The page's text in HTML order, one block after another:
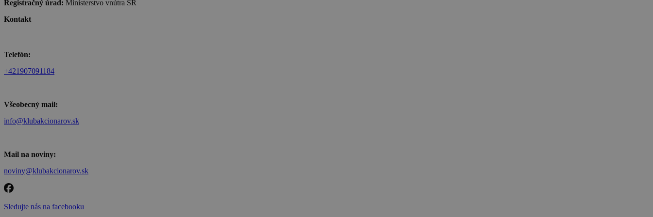
Registračný úrad: Ministerstvo vnútra SR
Kontakt
Telefón:
+421907091184
Všeobecný mail:
info@klubakcionarov.sk
Mail na noviny:
noviny@klubakcionarov.sk
Sledujte nás na facebooku